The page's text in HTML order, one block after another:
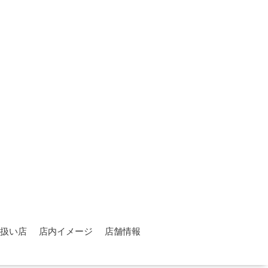
い店 店内イメージ 店舗情報